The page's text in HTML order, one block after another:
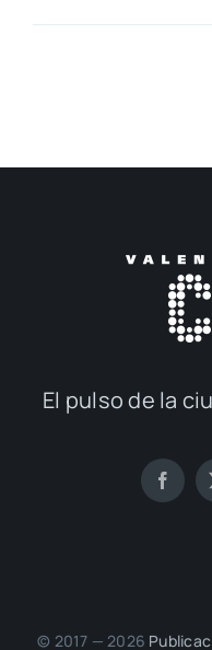
El pul­so de la
© 2017 — 2026